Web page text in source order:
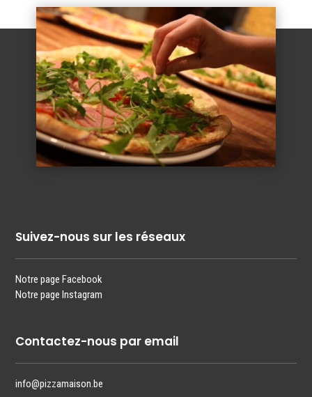
Suivez-nous sur les réseaux
Notre page Facebook
Notre page Instagram
Contactez-nous par email
info@pizzamaison.be